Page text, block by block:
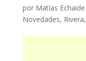
por Matías Echaide
Novedades, Rivera,